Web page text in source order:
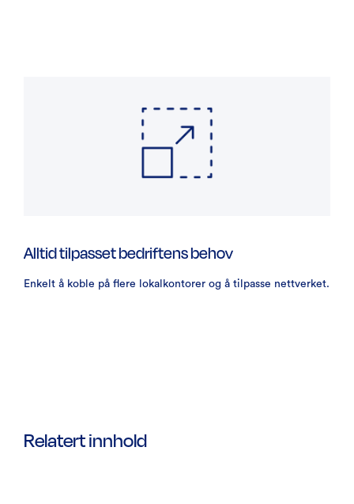
Alltid tilpasset bedriftens behov
Enkelt å koble på flere lokalkontorer og å tilpasse nettverket.
Relatert innhold